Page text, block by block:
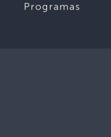
Programas